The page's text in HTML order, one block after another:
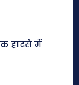
हादसे में